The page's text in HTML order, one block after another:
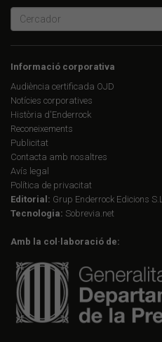
Informació corporativa
Audiència certificada OJD
Notícies corporatives
Història d'Enderrock
Reconeixements
Publicitat
Contacta amb nosaltres
Avís legal
Política de privacitat
Editorial: Grup Enderrock Edicions S.L.
Tecnologia: Sobrevia.net
Amb la col·laboració de: